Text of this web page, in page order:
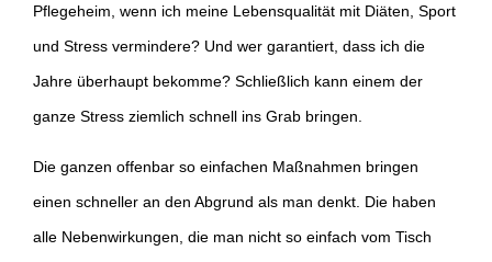
Pflegeheim, wenn ich meine Lebensqualität mit Diäten, Sport
und Stress vermindere? Und wer garantiert, dass ich die
Jahre überhaupt bekomme? Schließlich kann einem der
ganze Stress ziemlich schnell ins Grab bringen.
Die ganzen offenbar so einfachen Maßnahmen bringen
einen schneller an den Abgrund als man denkt. Die haben
alle Nebenwirkungen, die man nicht so einfach vom Tisch